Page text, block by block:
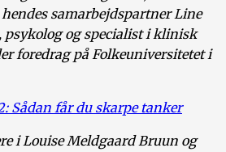
samarbejdspartner Line
og specialist i klinisk
foredrag på Folkeuniversitetet i
Sådan får du skarpe tanker
i Louise Meldgaard Bruun og